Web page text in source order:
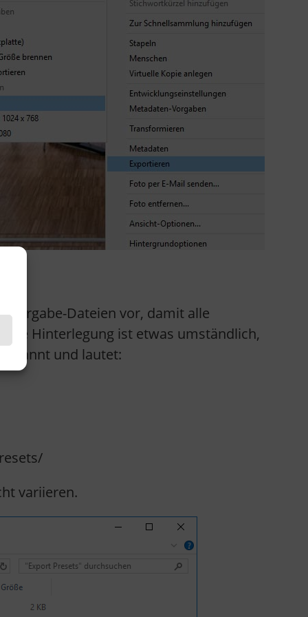
Dateien vor, damit alle
Hinterlegung ist etwas umständlich,
und lautet:
variieren.